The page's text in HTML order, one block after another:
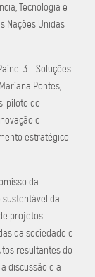
Tecnologia e
Nações Unidas
3 – Soluções
Pontes,
piloto do
e
estratégico
da
da
projetos
da sociedade e
resultantes do
discussão e a